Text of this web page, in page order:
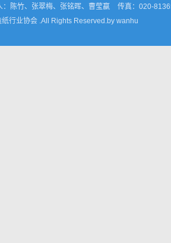
陈竹、张翠梅、张铭晖、曹莹嬴
传真：020-
纸行业协会 .All Rights Reserved.by wanhu